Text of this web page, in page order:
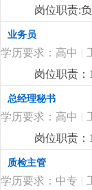
体验。5、
捉新事物
年终奖等。
岗位职责:
的构思、
议。
业务员
学历要求：高中 |
岗位职责
时上门拜访
际、公关
总经理秘书
学历要求：高中 |
岗位职责
司合作的短
要求18~30
收集能力
质检主管
学历要求：中专 |